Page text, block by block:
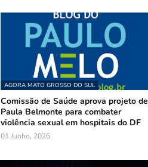
AGORA MATO GROSSO DO SUL
Comissão de Saúde aprova projeto de
Paula Belmonte para combater
violência sexual em hospitais do DF
01 Junho, 2026